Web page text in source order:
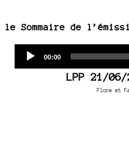
le Sommaire de
Current
00:00
LPP 21/06/
Flore et